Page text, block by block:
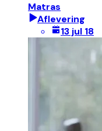
Matras
Aflevering
13 jul 18